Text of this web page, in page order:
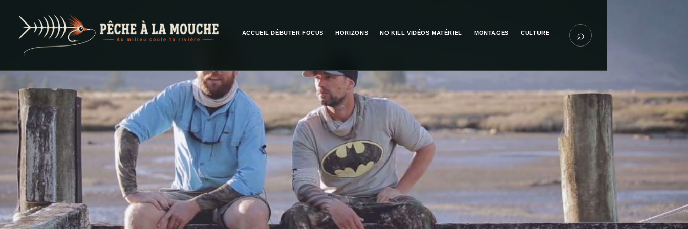
PECHE A LA MOUCHE
ACCUEIL DÉBUTER FOCUS HORIZONS NO KILL VIDÉOS MATÉRIEL MONTAGES CULTURE ⌕